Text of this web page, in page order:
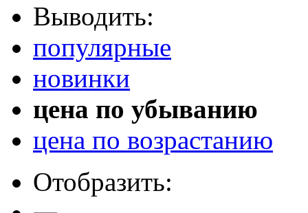
Выводить:
популярные
новинки
цена по убыванию
цена по возрастанию
Отобразить: